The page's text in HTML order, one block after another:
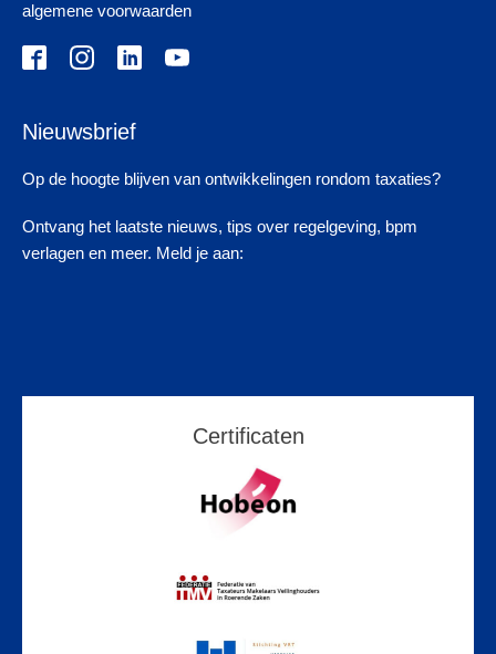
algemene voorwaarden
Nieuwsbrief
Op de hoogte blijven van ontwikkelingen rondom taxaties?
Ontvang het laatste nieuws, tips over regelgeving, bpm
verlagen en meer. Meld je aan:
Certificaten